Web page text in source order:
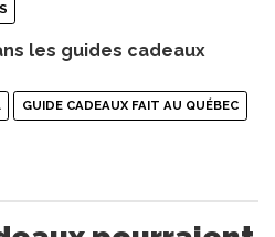
les guides cadeaux
GUIDE CADEAUX FAIT AU QUÉBEC